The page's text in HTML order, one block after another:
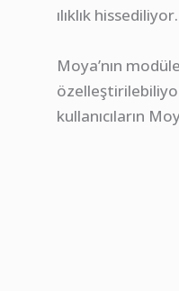
ılıklık hissediliyor.
Moya’nın
kullanıcıların